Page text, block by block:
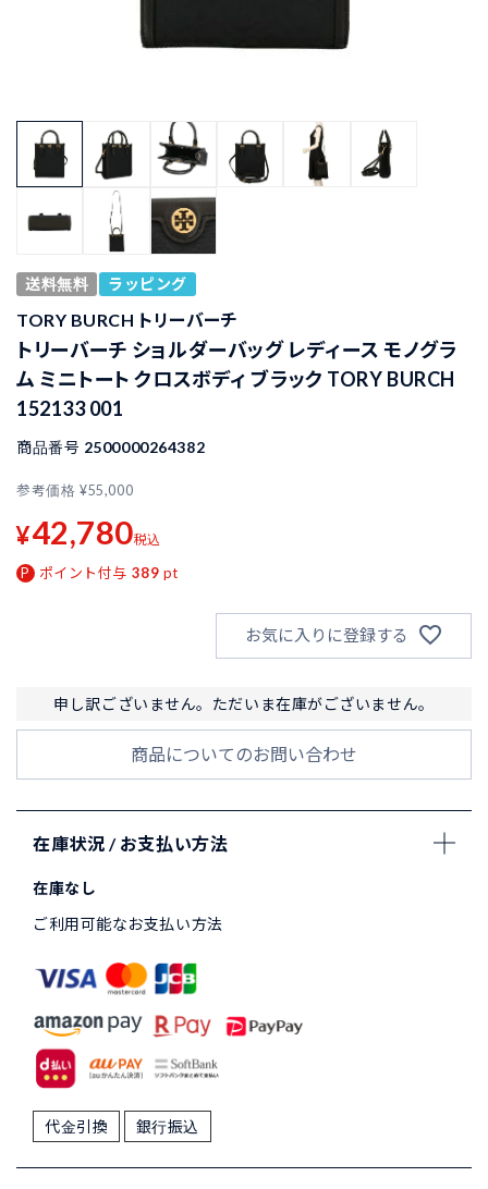
送料無料 ラッピング
TORY BURCH トリーバーチ
トリーバーチ ショルダーバッグ レディース モノグラ
ム ミニトート クロスボディ ブラック TORY BURCH
152133 001
商品番号 2500000264382
参考価格 ¥55,000
¥42,780税込
ポイント付与 389 pt
お気に入りに登録する
申し訳ございません。ただいま在庫がございません。
商品についてのお問い合わせ
在庫状況 / お支払い方法
在庫なし
ご利用可能なお支払い方法
代金引換 銀行振込